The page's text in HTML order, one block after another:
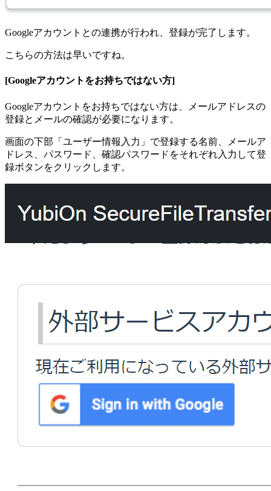
Googleアカウントとの連携が行われ、登録が完了します。
こちらの方法は早いですね。
[Googleアカウントをお持ちではない方]
Googleアカウントをお持ちではない方は、メールアドレスの
登録とメールの確認が必要になります。
画面の下部「ユーザー情報入力」で登録する名前、メールア
ドレス、パスワード、確認パスワードをそれぞれ入力して登
録ボタンをクリックします。